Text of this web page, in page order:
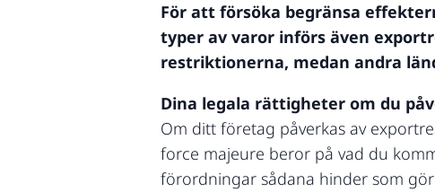
För att försöka begränsa
typer av varor införs även
restriktionerna, medan andra
Dina legala rättigheter om du
Om ditt företag påverkas av
force majeure beror på vad du
förordningar sådana hinder som